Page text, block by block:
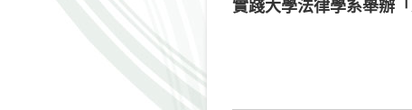
實踐大學法律學系舉辦